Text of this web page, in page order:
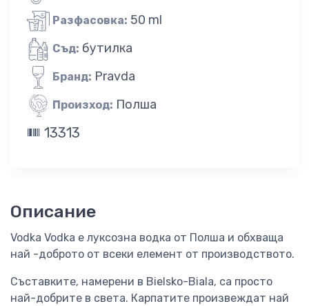
Разфасовка: 50 ml
Съд: бутилка
Бранд: Pravda
Произход: Полша
13313
Описание
Vodka Vodka е луксозна водка от Полша и обхваща
най -доброто от всеки елемент от производството.
Съставките, намерени в Bielsko-Biala, са просто
най-добрите в света. Карпатите произвеждат най